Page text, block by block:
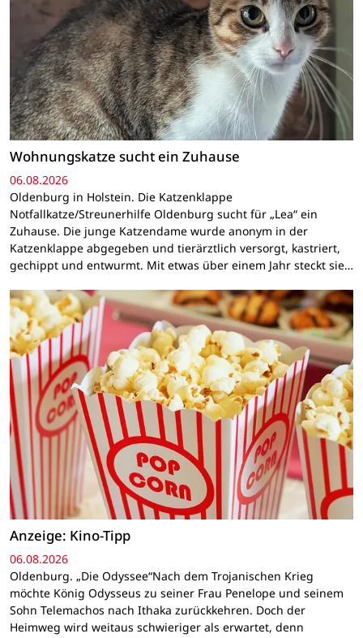
Wohnungskatze sucht ein Zuhause
06.08.2026
Oldenburg in Holstein. Die Katzenklappe
Notfallkatze/Streunerhilfe Oldenburg sucht für „Lea“ ein
Zuhause. Die junge Katzendame wurde anonym in der
Katzenklappe abgegeben und tierärztlich versorgt, kastriert,
gechippt und entwurmt. Mit etwas über einem Jahr steckt sie…
Anzeige: Kino-Tipp
06.08.2026
Oldenburg. „Die Odyssee“Nach dem Trojanischen Krieg
möchte König Odysseus zu seiner Frau Penelope und seinem
Sohn Telemachos nach Ithaka zurückkehren. Doch der
Heimweg wird weitaus schwieriger als erwartet, denn